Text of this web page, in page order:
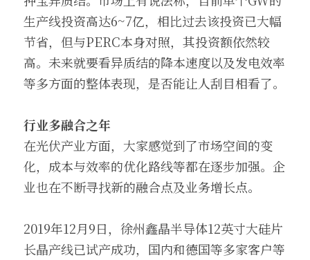
生产线投资高达6~7亿，相比过去该投资已大幅
节省，但与PERC本身对照，其投资额依然较
高。未来就要看异质结的降本速度以及发电效率
等多方面的整体表现，是否能让人刮目相看了。
行业多融合之年
在光伏产业方面，大家感觉到了市场空间的变
化，成本与效率的优化路线等都在逐步加强。企
业也在不断寻找新的融合点及业务增长点。
2019年12月9日，徐州鑫晶半导体12英寸大硅片
长晶产线已试产成功，国内和德国等多家客户等